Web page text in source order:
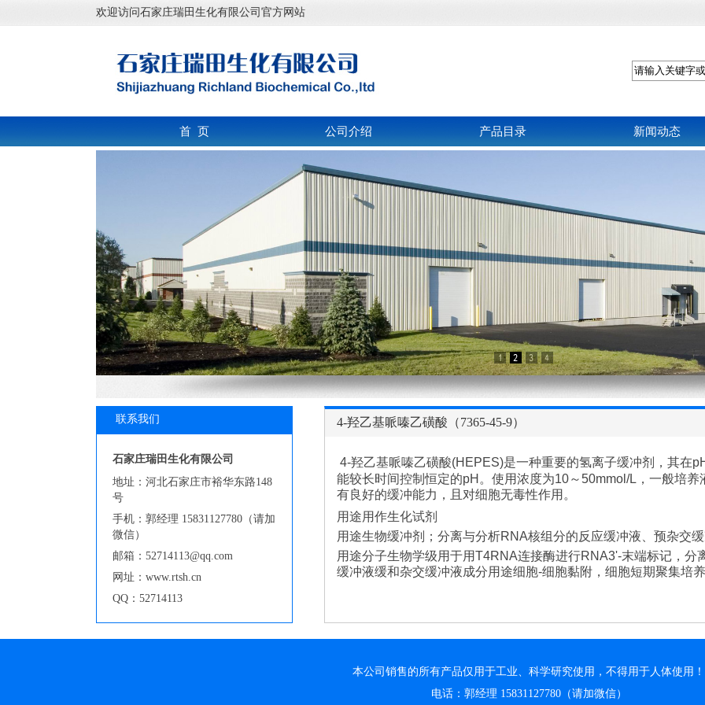
欢迎访问石家庄瑞田生化有限公司官方网站
首 页 公司介绍 产品目录 新闻动态
联系我们
石家庄瑞田生化有限公司
地址：河北石家庄市裕华东路148
号
手机：郭经理 15831127780（请加
微信）
邮箱：52714113@qq.com
网址：www.rtsh.cn
QQ：52714113
4-羟乙基哌嗪乙磺酸（7365-45-9）
4-羟乙基哌嗪乙磺酸(HEPES)是一种重要的氢离子缓冲剂，其在
能较长时间控制恒定的pH。使用浓度为10～50mmol/L，一般培
有良好的缓冲能力，且对细胞无毒性作用。
用途用作生化试剂
用途生物缓冲剂；分离与分析RNA核组分的反应缓冲液、预杂交
用途分子生物学级用于用T4RNA连接酶进行RNA3'-末端标记，
缓冲液缓和杂交缓冲液成分用途细胞-细胞黏附，细胞短期聚集培
本公司销售的所有产品仅用于工业、科学研究使用，不得用于人体使用！
电话：郭经理 15831127780（请加微信）